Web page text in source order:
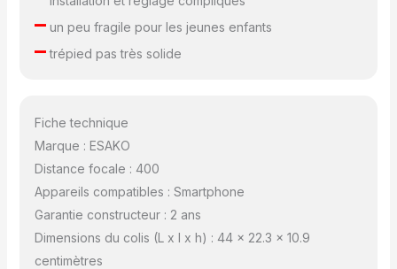
– un peu fragile pour les jeunes enfants
–trépied pas très solide
Fiche technique
Marque : ESAKO
Distance focale : 400
Appareils compatibles : Smartphone
Garantie constructeur : 2 ans
Dimensions du colis (L x l x h) : 44 x 22.3 x 10.9
centimètres